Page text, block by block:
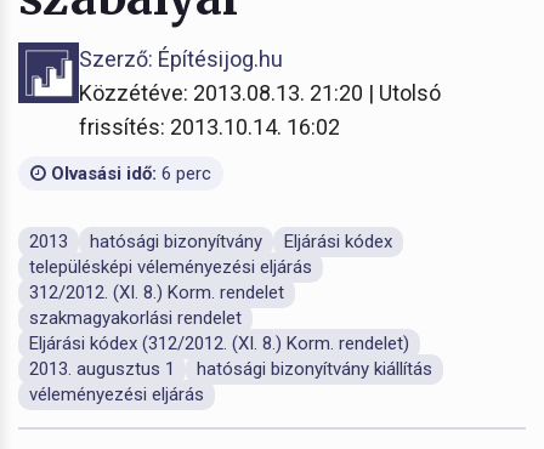
Szerző: Építésijog.hu
Közzétéve: 2013.08.13. 21:20 | Utolsó
frissítés: 2013.10.14. 16:02
Olvasási idő: 6 perc
2013 hatósági bizonyítvány
Eljárási kódex
településképi véleményezési eljárás
312/2012. (XI. 8.) Korm. rendelet
szakmagyakorlási rendelet
Eljárási kódex (312/2012. (XI. 8.) Korm. rendelet)
2013. augusztus 1
hatósági bizonyítvány kiállítás
véleményezési eljárás